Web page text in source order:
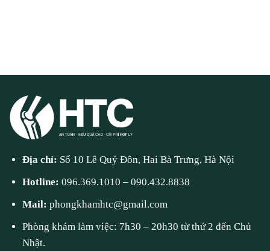
Địa chỉ: Số 10 Lê Quý Đôn, Hai Bà Trưng, Hà Nội
Hotline:096.369.1010 –090.432.8838
Mail:phongkhamhtc@gmail.com
Phòng khám làm việc: 7h30 – 20h30 từ thứ 2 đến Chủ
Nhật.